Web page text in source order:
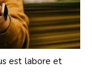
est labore et